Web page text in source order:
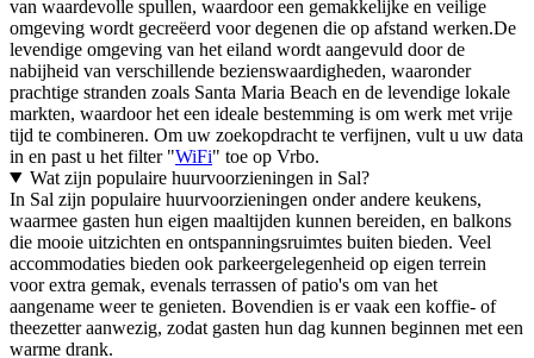
van waardevolle spullen, waardoor een gemakkelijke en veilige
omgeving wordt gecreëerd voor degenen die op afstand werken.De
levendige omgeving van het eiland wordt aangevuld door de
nabijheid van verschillende bezienswaardigheden, waaronder
prachtige stranden zoals Santa Maria Beach en de levendige lokale
markten, waardoor het een ideale bestemming is om werk met vrije
tijd te combineren. Om uw zoekopdracht te verfijnen, vult u uw data
in en past u het filter "WiFi" toe op Vrbo.
Wat zijn populaire huurvoorzieningen in Sal?
In Sal zijn populaire huurvoorzieningen onder andere keukens,
waarmee gasten hun eigen maaltijden kunnen bereiden, en balkons
die mooie uitzichten en ontspanningsruimtes buiten bieden. Veel
accommodaties bieden ook parkeergelegenheid op eigen terrein
voor extra gemak, evenals terrassen of patio's om van het
aangename weer te genieten. Bovendien is er vaak een koffie- of
theezetter aanwezig, zodat gasten hun dag kunnen beginnen met een
warme drank.